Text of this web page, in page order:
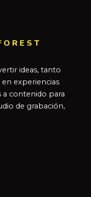
ideas, tanto
experiencias
a contenido para
de grabación,